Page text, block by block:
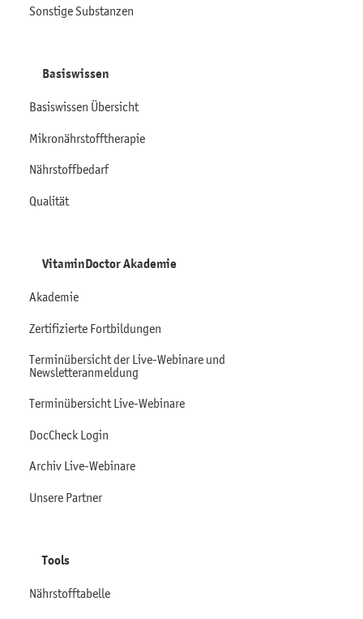
Sonstige Substanzen
Basiswissen
Basiswissen Übersicht
Mikronährstofftherapie
Nährstoffbedarf
Qualität
VitaminDoctor Akademie
Akademie
Zertifizierte Fortbildungen
Terminübersicht der Live-Webinare und
Newsletteranmeldung
Terminübersicht Live-Webinare
DocCheck Login
Archiv Live-Webinare
Unsere Partner
Tools
Nährstofftabelle